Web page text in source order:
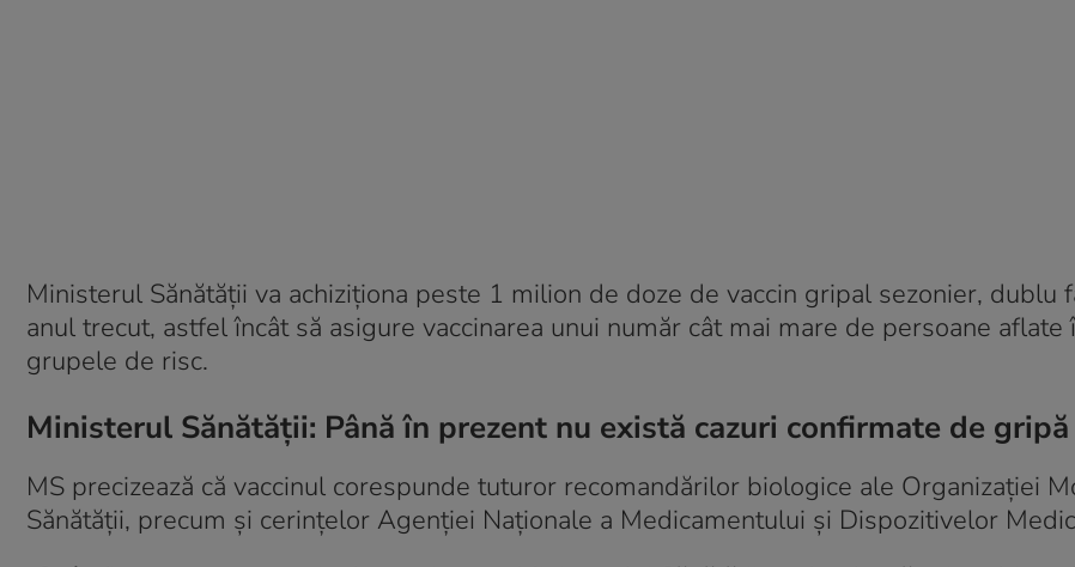
Ministerul Sănătăţii va achiziţiona peste 1 milion de doze de vaccin gripal sezonier, dublu
anul trecut, astfel încât să asigure vaccinarea unui număr cât mai mare de persoane aflate
grupele de risc.
Ministerul Sănătății: Până în prezent nu există cazuri confirmate de gripă
MS precizează că vaccinul corespunde tuturor recomandărilor biologice ale Organizaţiei
Sănătăţii, precum şi cerinţelor Agenţiei Naţionale a Medicamentului şi Dispozitivelor